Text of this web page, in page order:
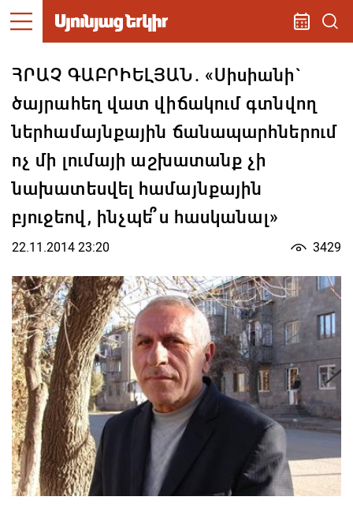
ՀՐԱՉ ԳԱԲՐԻԵԼՅԱՆ. «Սիսիանի`
ծայրահեղ վատ վիճակում գտնվող
ներհամայնքային ճանապարհներում
ոչ մի լումայի աշխատանք չի
նախատեսվել համայնքային
բյուջեով, ինչպե՞ս հասկանալ»
22.11.2014 23:20 3429